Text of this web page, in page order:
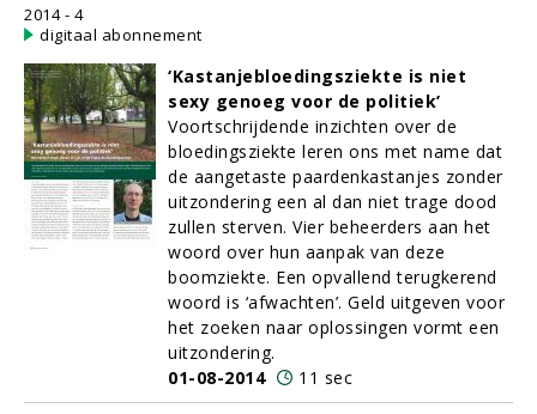
2014 - 4
digitaal abonnement
‘Kastanjebloedingsziekte is niet
sexy genoeg voor de politiek’
Voortschrijdende inzichten over de
bloedingsziekte leren ons met name dat
de aangetaste paardenkastanjes zonder
uitzondering een al dan niet trage dood
zullen sterven. Vier beheerders aan het
woord over hun aanpak van deze
boomziekte. Een opvallend terugkerend
woord is ‘afwachten’. Geld uitgeven voor
het zoeken naar oplossingen vormt een
uitzondering.
01-08-2014
11 sec